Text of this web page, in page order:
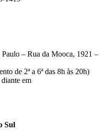
– Rua da Mooca, 1921 –
de 2ª a 6ª das 8h às 20h)
em
Sul